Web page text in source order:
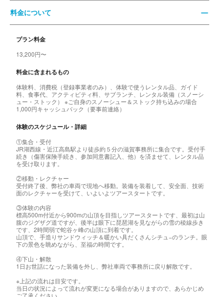
料金について
プラン料金
13,200円〜
料金に含まれるもの
体験料、消費税（登録事業者のみ）、体験で使うレンタル品、ガイド
料、食事代、アクティビティ料、サブランチ、レンタル装備（スノーシ
ュー・ストック） ※ご自身のスノーシュー＆ストック持ち込みの場合
1,000円キャッシュバック（要事前連絡）
体験のスケジュール・詳細
①集合・受付
JR湖西線・近江高島駅より徒歩約５分の滋賀事務所に集合です。受付手
続き（傷害保険手続き、参加同意書記入、他）を済ませて、レンタル品
を受け取ります。
②移動・レクチャー
受付終了後、弊社の車両で現地へ移動。装備を装着して、安全面、技術
面のレクチャーを受けて、いよいよツアースタートです。
③体験の内容
標高500m付近から900mの山頂を目指しツアースタートです、最初は山
腹のジグザグ道ですが、後半は眼下に琵琶湖を見ながらの雪の稜線歩き
です、2時間弱で蛇谷ヶ峰の山頂に到着です。
山頂で、手造りサンドウィッチ＆暖かい具だくさんシチュ−のランチ。眼
下の景色を眺めながら、至福の時間です。
④下山・解散
1日お世話になった装備を外し、弊社車両で事務所に戻り解散です。
※上記の流れは目安です。
当日の状況によって流れが変更になる場合がありますので、あらかじめ
ご了承ください。